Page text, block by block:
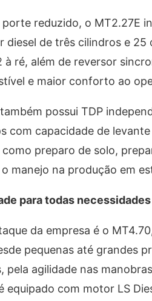
reduzido, o MT2.27E
diesel de três cilindros e 25
à ré, além de reversor
e maior conforto ao
possui TDP
com capacidade de
como preparo de solo,
manejo na produção em
para todas necessidades
da empresa é o
pequenas até grandes
pela agilidade nas
equipado com motor LS